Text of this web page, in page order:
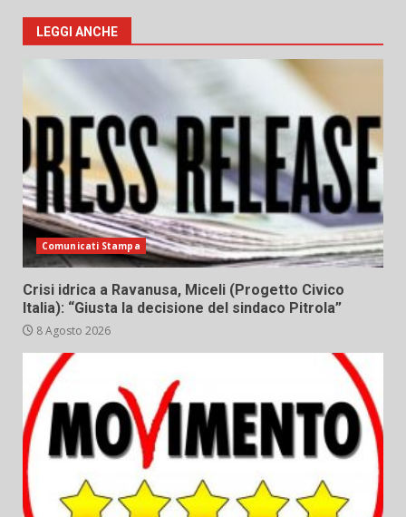
LEGGI ANCHE
Comunicati Stampa
Crisi idrica a Ravanusa, Miceli (Progetto Civico
Italia): “Giusta la decisione del sindaco Pitrola”
8 Agosto 2026